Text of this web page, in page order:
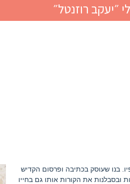
״יעקב רוזנטל״
בנו שעוסק בכתיבה ופרסום הקדיש
ובסבלנות את הקורות אותו גם בחייו